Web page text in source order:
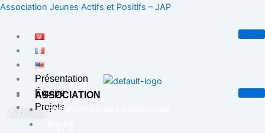
Aller
contenu
Association Jeunes Actifs et Positifs – JAP
Présentation
Équipe
Projets
ASSOCIATION
PRÉSENTATION DE L’ASSOCIATION
Adhésion